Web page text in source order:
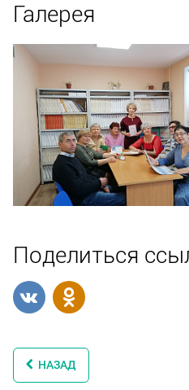
Галерея
Поделиться
НАЗАД